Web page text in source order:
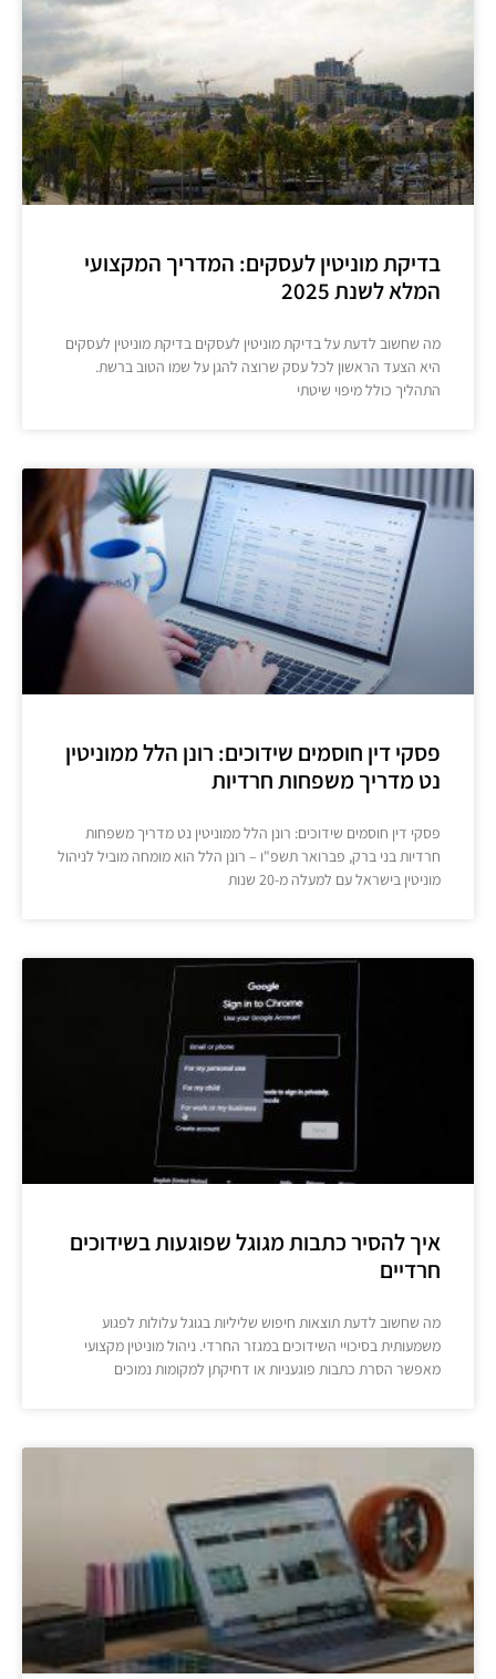
בדיקת מוניטין לעסקים: המדריך המקצועי
המלא לשנת 2025
מה שחשוב לדעת על בדיקת מוניטין לעסקים בדיקת מוניטין לעסקים
היא הצעד הראשון לכל עסק שרוצה להגן על שמו הטוב ברשת.
התהליך כולל מיפוי שיטתי
פסקי דין חוסמים שידוכים: רונן הלל ממוניטין
נט מדריך משפחות חרדיות
פסקי דין חוסמים שידוכים: רונן הלל ממוניטין נט מדריך משפחות
חרדיות בני ברק, פברואר תשפ"ו – רונן הלל הוא מומחה מוביל לניהול
מוניטין בישראל עם למעלה מ-20 שנות
איך להסיר כתבות מגוגל שפוגעות בשידוכים
חרדיים
מה שחשוב לדעת תוצאות חיפוש שליליות בגוגל עלולות לפגוע
משמעותית בסיכויי השידוכים במגזר החרדי. ניהול מוניטין מקצועי
מאפשר הסרת כתבות פוגעניות או דחיקתן למקומות נמוכים